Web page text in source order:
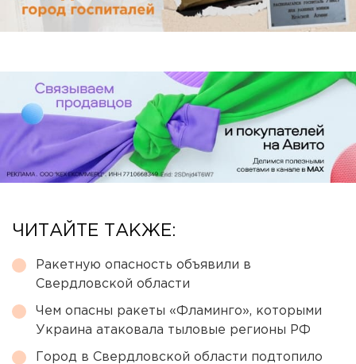
ЧИТАЙТЕ ТАКЖЕ:
Ракетную опасность объявили в
Свердловской области
Чем опасны ракеты «Фламинго», которыми
Украина атаковала тыловые регионы РФ
Город в Свердловской области подтопило